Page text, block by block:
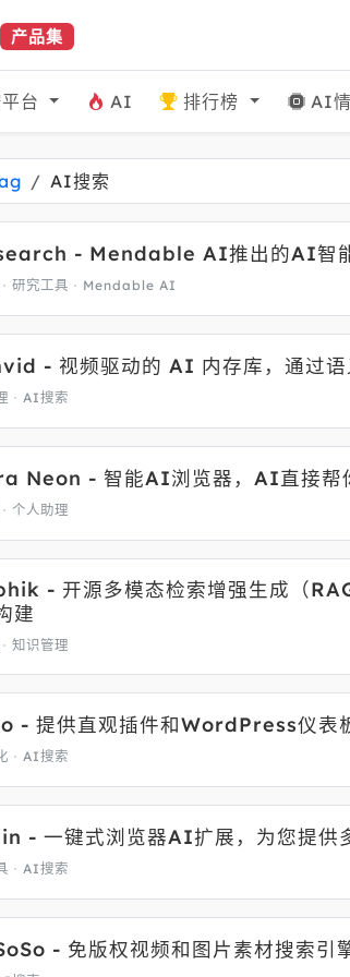
产品集
台 AI 排行榜 AI
AI搜索
- Mendable AI推出的AI智
研究工具 Mendable AI
- 视频驱动的 AI 内存库，通过语
AI搜索
Neon - 智能AI浏览器，AI直接帮
个人助理
- 开源多模态检索增强生成（
建
知识管理
- 提供直观插件和WordPress仪表
AI搜索
- 一键式浏览器AI扩展，为您提供
AI搜索
- 免版权视频和图片素材搜索引